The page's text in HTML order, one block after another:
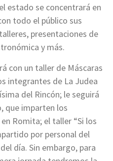
estado se concentrará en
todo el público sus
presentaciones de
y más.
con un taller de Máscaras
integrantes de La Judea
del Rincón; le seguirá
que imparten los
Romita; el taller “Si los
por personal del
día. Sin embargo, para